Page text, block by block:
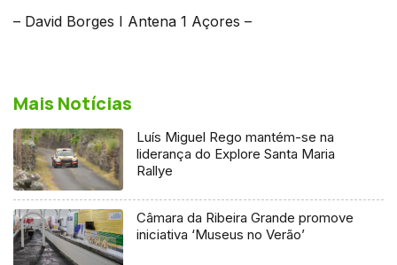
– David Borges I Antena 1 Açores –
Mais Notícias
Luís Miguel Rego mantém-se na
liderança do Explore Santa Maria
Rallye
Câmara da Ribeira Grande promove
iniciativa ‘Museus no Verão’